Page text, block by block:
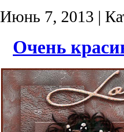
Июнь 7, 2013 |
Очень